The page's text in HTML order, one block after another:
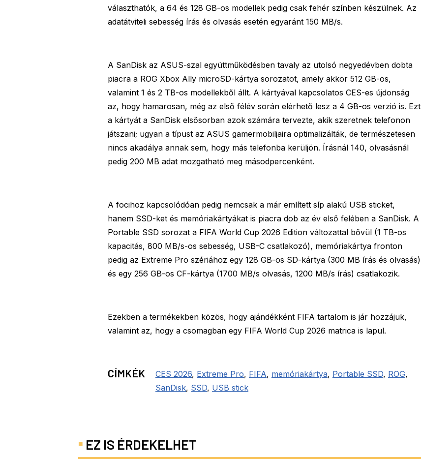
választhatók, a 64 és 128 GB-os modellek pedig csak fehér színben készülnek. Az
adatátviteli sebesség írás és olvasás esetén egyaránt 150 MB/s.
A SanDisk az ASUS-szal együttműködésben tavaly az utolsó negyedévben dobta
piacra a ROG Xbox Ally microSD-kártya sorozatot, amely akkor 512 GB-os,
valamint 1 és 2 TB-os modellekből állt. A kártyával kapcsolatos CES-es újdonság
az, hogy hamarosan, még az első félév során elérhető lesz a 4 GB-os verzió is. Ezt
a kártyát a SanDisk elsősorban azok számára tervezte, akik szeretnek telefonon
játszani; ugyan a típust az ASUS gamermobiljaira optimalizálták, de természetesen
nincs akadálya annak sem, hogy más telefonba kerüljön. Írásnál 140, olvasásnál
pedig 200 MB adat mozgatható meg másodpercenként.
A focihoz kapcsolódóan pedig nemcsak a már említett síp alakú USB sticket,
hanem SSD-ket és memóriakártyákat is piacra dob az év első felében a SanDisk. A
Portable SSD sorozat a FIFA World Cup 2026 Edition változattal bővül (1 TB-os
kapacitás, 800 MB/s-os sebesség, USB-C csatlakozó), memóriakártya fronton
pedig az Extreme Pro szériához egy 128 GB-os SD-kártya (300 MB írás és olvasás)
és egy 256 GB-os CF-kártya (1700 MB/s olvasás, 1200 MB/s írás) csatlakozik.
Ezekben a termékekben közös, hogy ajándékként FIFA tartalom is jár hozzájuk,
valamint az, hogy a csomagban egy FIFA World Cup 2026 matrica is lapul.
CÍMKÉK CES 2026, Extreme Pro, FIFA, memóriakártya, Portable SSD, ROG,
SanDisk, SSD, USB stick
EZ IS ÉRDEKELHET